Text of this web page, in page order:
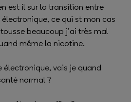
est il sur la transition entre
ce qui st mon cas
beaucoup j’ai très mal
même la nicotine.
électronique, vais je quand
normal ?